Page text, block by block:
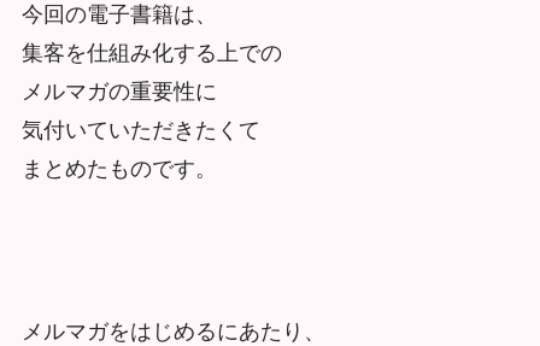
今回の電子書籍は、
集客を仕組み化する上での
メルマガの重要性に
気付いていただきたくて
まとめたものです。
メルマガをはじめるにあたり、